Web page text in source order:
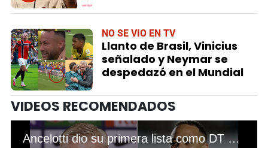
NO SE VIO EN TV
Llanto de Brasil, Vinicius
señalado y Neymar se
despedazó en el Mundial
VIDEOS RECOMENDADOS
Ancelotti dio su primera lista como DT de Brasil y revela por qué no llamó a Neymar